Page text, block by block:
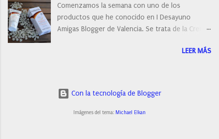
Comenzamos la semana con uno de los
productos que he conocido en I Desayuno
Amigas Blogger de Valencia. Se trata de la Crema
manos para utilizar tanto en verano como en
LEER MÁS
Con la tecnología de Blogger
Imágenes del tema: Michael Elkan